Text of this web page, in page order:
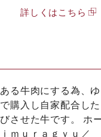
詳しくはこちら
る牛肉にする為、ゆ
購入し自家配合し
させた牛です。 ホ
ｍｕｒａｇｙｕ／